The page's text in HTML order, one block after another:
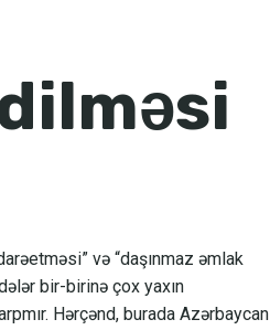
və “daşınmaz əmlak
bir-birinə çox yaxın
Hərçənd, burada Azərbaycan